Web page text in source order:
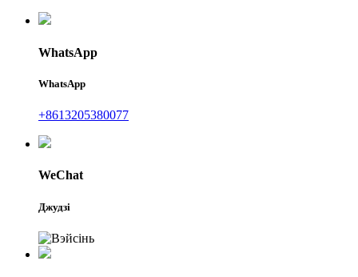
WhatsApp
WhatsApp
+8613205380077
WeChat
Джудзі